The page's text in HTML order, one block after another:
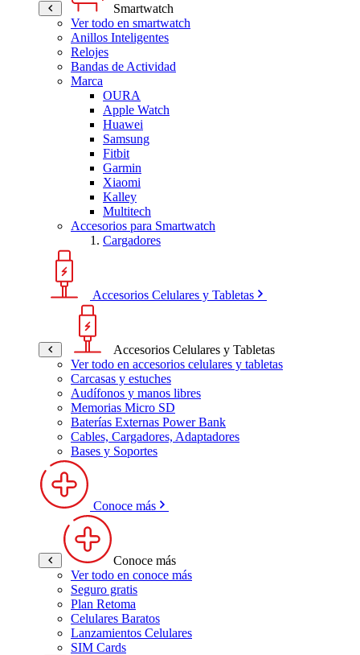
Smartwatch
Ver todo en smartwatch
Anillos Inteligentes
Relojes
Bandas de Actividad
Marca
OURA
Apple Watch
Huawei
Samsung
Fitbit
Garmin
Xiaomi
Kalley
Multitech
Accesorios para Smartwatch
Cargadores
Accesorios Celulares y Tabletas
Accesorios Celulares y Tabletas
Ver todo en accesorios celulares y tabletas
Carcasas y estuches
Audífonos y manos libres
Memorias Micro SD
Baterías Externas Power Bank
Cables, Cargadores, Adaptadores
Bases y Soportes
Conoce más
Conoce más
Ver todo en conoce más
Seguro gratis
Plan Retoma
Celulares Baratos
Lanzamientos Celulares
SIM Cards